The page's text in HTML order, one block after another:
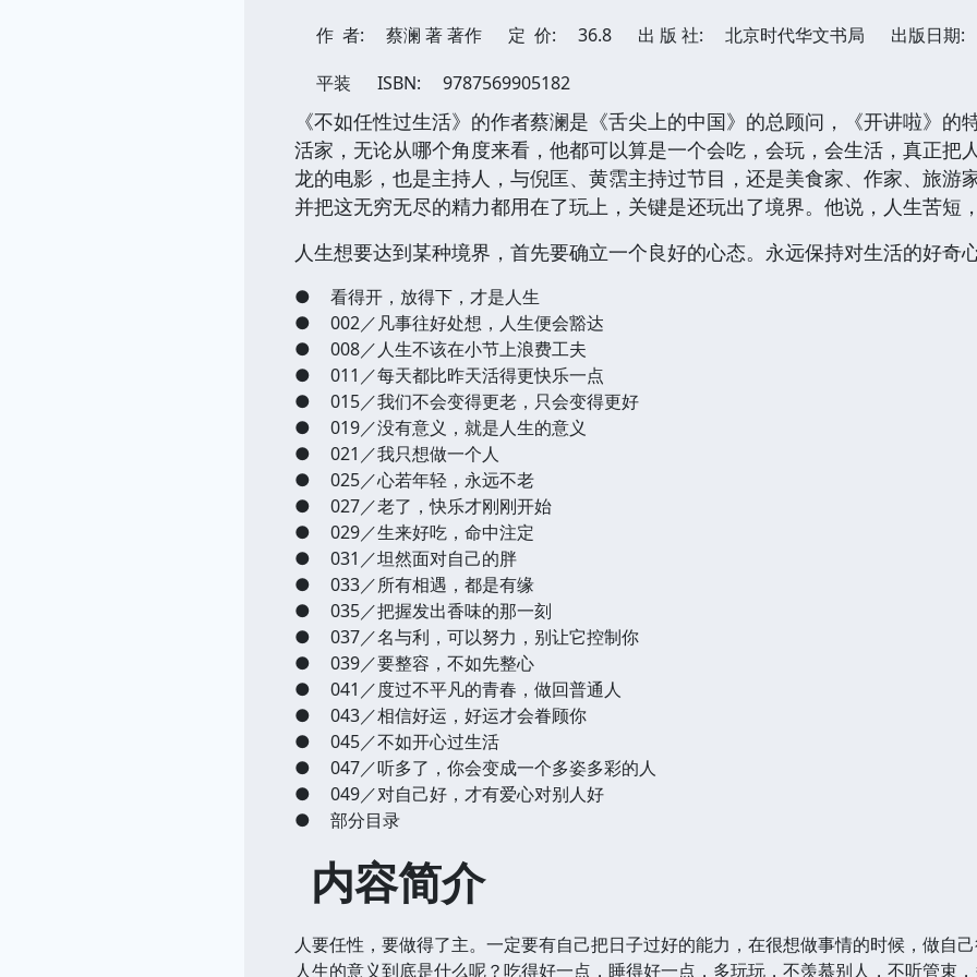
作 者: 蔡澜 著 著作 定 价: 36.8 出 版 社: 北京时代华文书局
出版日期:
平装
ISBN: 9787569905182
《不如任性过生活》的作者蔡澜是《舌尖上的中国》的总顾问，《开讲啦》
活家，无论从哪个角度来看，他都可以算是一个会吃，会玩，会生活，真正把
龙的电影，也是主持人，与倪匡、黄霑主持过节目，还是美食家、作家、旅
并把这无穷无尽的精力都用在了玩上，关键是还玩出了境界。他说，人生苦短
人生想要达到某种境界，首先要确立一个良好的心态。永远保持对生活的好奇
●
看得开，放得下，才是人生
●
002／凡事往好处想，人生便会豁达
●
008／人生不该在小节上浪费工夫
●
011／每天都比昨天活得更快乐一点
●
015／我们不会变得更老，只会变得更好
●
019／没有意义，就是人生的意义
●
021／我只想做一个人
●
025／心若年轻，永远不老
●
027／老了，快乐才刚刚开始
●
029／生来好吃，命中注定
●
031／坦然面对自己的胖
●
033／所有相遇，都是有缘
●
035／把握发出香味的那一刻
●
037／名与利，可以努力，别让它控制你
●
039／要整容，不如先整心
●
041／度过不平凡的青春，做回普通人
●
043／相信好运，好运才会眷顾你
●
045／不如开心过生活
●
047／听多了，你会变成一个多姿多彩的人
●
049／对自己好，才有爱心对别人好
●
部分目录
内容简介
人要任性，要做得了主。一定要有自己把日子过好的能力，在很想做事情的时候，做自
人生的意义到底是什么呢？吃得好一点，睡得好一点，多玩玩，不羡慕别人，不听管束